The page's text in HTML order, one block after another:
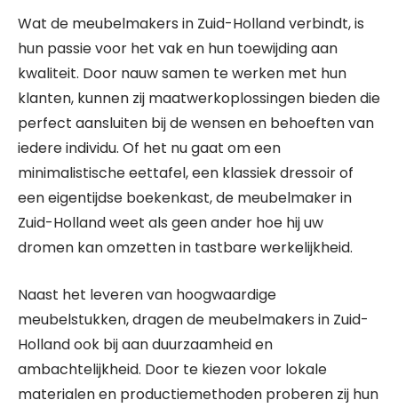
Wat de meubelmakers in Zuid-Holland verbindt, is
hun passie voor het vak en hun toewijding aan
kwaliteit. Door nauw samen te werken met hun
klanten, kunnen zij maatwerkoplossingen bieden die
perfect aansluiten bij de wensen en behoeften van
iedere individu. Of het nu gaat om een
minimalistische eettafel, een klassiek dressoir of
een eigentijdse boekenkast, de meubelmaker in
Zuid-Holland weet als geen ander hoe hij uw
dromen kan omzetten in tastbare werkelijkheid.
Naast het leveren van hoogwaardige
meubelstukken, dragen de meubelmakers in Zuid-
Holland ook bij aan duurzaamheid en
ambachtelijkheid. Door te kiezen voor lokale
materialen en productiemethoden proberen zij hun